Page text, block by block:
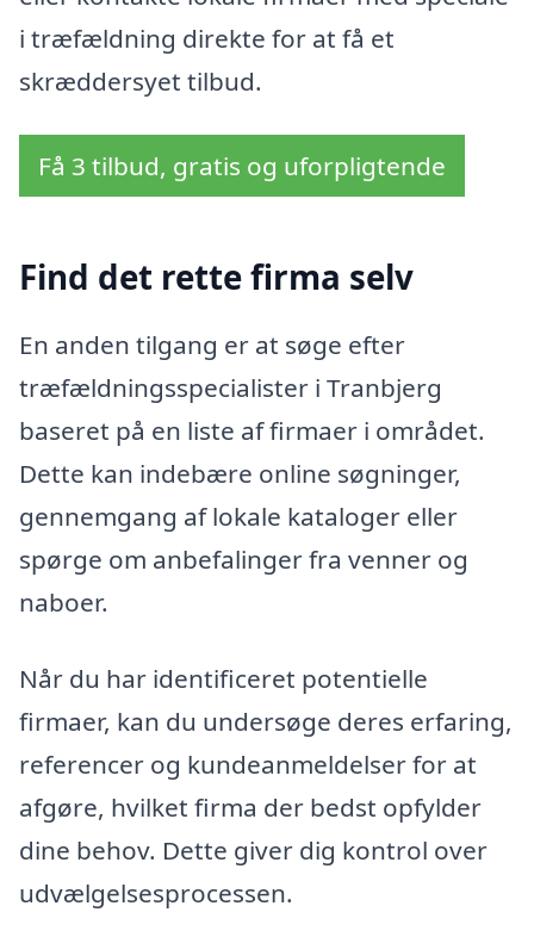
i træfældning direkte for at få et
skræddersyet tilbud.
Få 3 tilbud, gratis og uforpligtende
Find det rette firma selv
En anden tilgang er at søge efter
træfældningsspecialister i Tranbjerg
baseret på en liste af firmaer i området.
Dette kan indebære online søgninger,
gennemgang af lokale kataloger eller
spørge om anbefalinger fra venner og
naboer.
Når du har identificeret potentielle
firmaer, kan du undersøge deres erfaring,
referencer og kundeanmeldelser for at
afgøre, hvilket firma der bedst opfylder
dine behov. Dette giver dig kontrol over
udvælgelsesprocessen.